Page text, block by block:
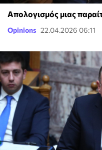
Απολογισμός μιας
Opinions 22.04.2026 06:11